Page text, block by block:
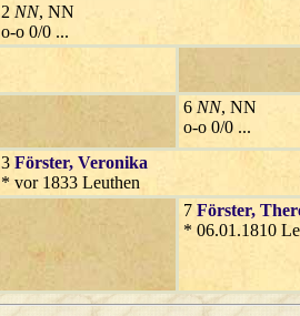
2 NN, NN
o-o 0/0 ...
6 NN, NN
o-o 0/0 ...
3 Förster, Veronika
* vor 1833 Leuthen
7 Förster,
* 06.01.1810